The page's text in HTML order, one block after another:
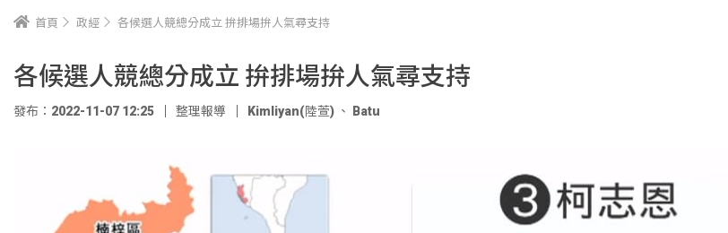
首頁 政經 各候選人競總分成立 拚排場拚人氣尋支持
各候選人競總分成立 拚排場拚人氣尋支持
發布：2022-11-07 12:25 整理報導 Kimliyan(陸萱) 、 Batu